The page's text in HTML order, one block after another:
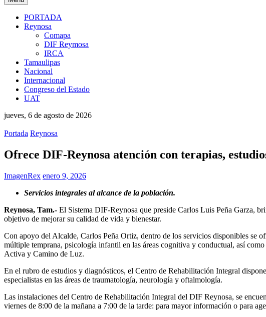
PORTADA
Reynosa
Comapa
DIF Reymosa
IRCA
Tamaulipas
Nacional
Internacional
Congreso del Estado
UAT
jueves, 6 de agosto de 2026
Portada Reynosa
Ofrece DIF-Reynosa atención con terapias,
ImagenRex enero 9, 2026
Servicios integrales al alcance de la población.
Reynosa, Tam.- El Sistema DIF-Reynosa que preside Carlos Luis Peña Garza,
objetivo de mejorar su calidad de vida y bienestar.
Con apoyo del Alcalde, Carlos Peña Ortiz, dentro de los servicios disponibles se
múltiple temprana, psicología infantil en las áreas cognitiva y conductual, así
Activa y Camino de Luz.
En el rubro de estudios y diagnósticos, el Centro de Rehabilitación Integral
especialistas en las áreas de traumatología, neurología y oftalmología.
Las instalaciones del Centro de Rehabilitación Integral del DIF Reynosa, se
viernes de 8:00 de la mañana a 7:00 de la tarde: para mayor información o para